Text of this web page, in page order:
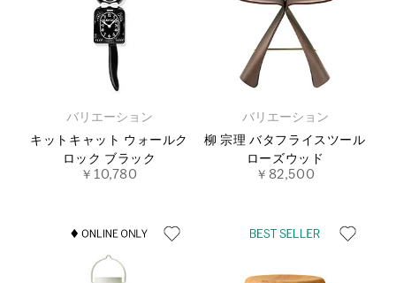
バリエーション
キットキャット ウォールク
ロック ブラック
￥10,780
バリエーション
柳 宗理 バタフライスツール
ローズウッド
￥82,500